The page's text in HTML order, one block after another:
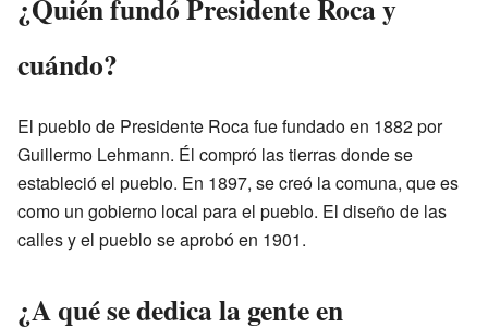
¿Quién fundó Presidente Roca y
cuándo?
El pueblo de Presidente Roca fue fundado en 1882 por
Guillermo Lehmann. Él compró las tierras donde se
estableció el pueblo. En 1897, se creó la comuna, que es
como un gobierno local para el pueblo. El diseño de las
calles y el pueblo se aprobó en 1901.
¿A qué se dedica la gente en